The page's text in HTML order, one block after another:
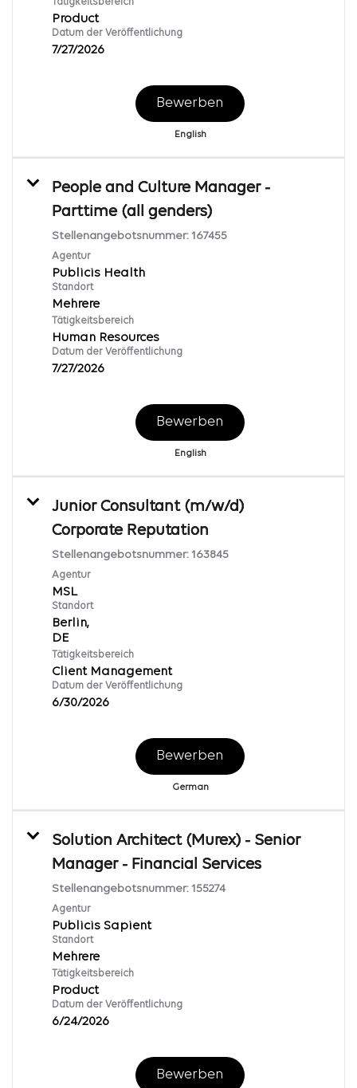
Product
Datum der Veröffentlichung
7/27/2026
Bewerben
English
People and Culture Manager -
Parttime (all genders)
Stellenangebotsnummer: 167455
Agentur
Publicis Health
Standort
Mehrere
Tätigkeitsbereich
Human Resources
Datum der Veröffentlichung
7/27/2026
Bewerben
English
Junior Consultant (m/w/d)
Corporate Reputation
Stellenangebotsnummer: 163845
Agentur
MSL
Standort
Berlin,
Tätigkeitsbereich
Client Management
Datum der Veröffentlichung
6/30/2026
Bewerben
German
Solution Architect (Murex) - Senior
Manager - Financial Services
Stellenangebotsnummer: 155274
Agentur
Publicis Sapient
Standort
Mehrere
Tätigkeitsbereich
Product
Datum der Veröffentlichung
6/24/2026
Bewerben